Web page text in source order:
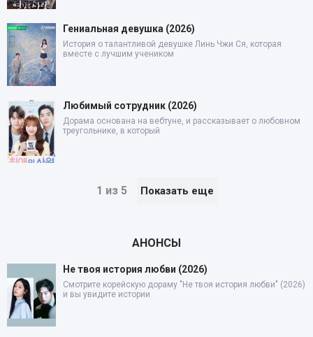
Гениальная девушка (2026)
История о талантливой девушке Линь Чжи Ся, которая
вместе с лучшим учеником
Любимый сотрудник (2026)
Дорама основана на вебтуне, и рассказывает о любовном
треугольнике, в который
1 из 5 Показать еще
АНОНСЫ
Не твоя история любви (2026)
Смотрите корейскую дораму "Не твоя история любви" (2026)
и вы увидите истории